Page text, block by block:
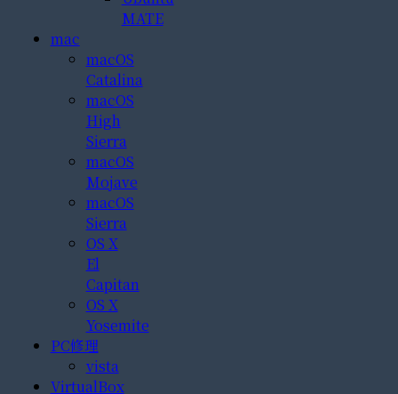
MATE
mac
macOS
Catalina
macOS
High
Sierra
macOS
Mojave
macOS
Sierra
OS X
El
Capitan
OS X
Yosemite
PC修理
vista
VirtualBox